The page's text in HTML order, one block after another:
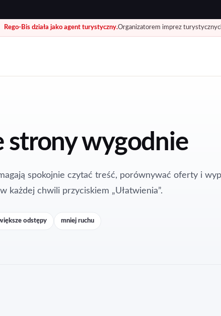
Rego-Bis działa jako agent turystyczny.Organizatorem imprez
strony wygodnie
spokojnie czytać treść, porównywać oferty i
każdej chwili przyciskiem „Ułatwienia”.
odstępy mniej ruchu